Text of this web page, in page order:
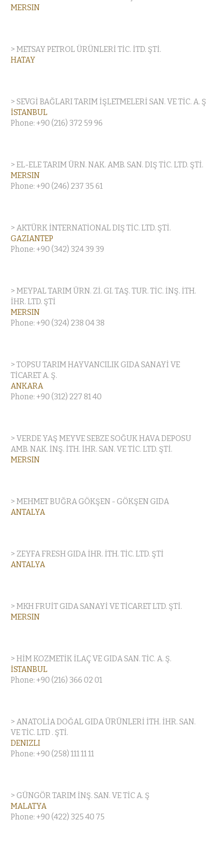
MERSIN
> METSAY PETROL ÜRÜNLERİ TİC. İTD. ŞTİ.
HATAY
> SEVGİ BAĞLARI TARIM İŞLETMELERİ SAN. VE TİC. A. Ş
İSTANBUL
Phone: +90 (216) 372 59 96
> EL-ELE TARIM ÜRN. NAK. AMB. SAN. DIŞ TİC. LTD. ŞTİ.
MERSIN
Phone: +90 (246) 237 35 61
> AKTÜRK İNTERNATİONAL DIŞ TİC. LTD. ŞTİ.
GAZIANTEP
Phone: +90 (342) 324 39 39
> MEYPAL TARIM ÜRN. Zİ. GI. TAŞ. TUR. TİC. İNŞ. İTH.
İHR. LTD. ŞTİ
MERSIN
Phone: +90 (324) 238 04 38
> TOPSU TARIM HAYVANCILIK GIDA SANAYİ VE
TİCARET A. Ş.
ANKARA
Phone: +90 (312) 227 81 40
> VERDE YAŞ MEYVE SEBZE SOĞUK HAVA DEPOSU
AMB. NAK. İNŞ. İTH. İHR. SAN. VE TİC. LTD. ŞTİ.
MERSIN
> MEHMET BUĞRA GÖKŞEN - GÖKŞEN GIDA
ANTALYA
> ZEYFA FRESH GIDA İHR. İTH. TİC. LTD. ŞTİ
ANTALYA
> MKH FRUİT GIDA SANAYİ VE TİCARET LTD. ŞTİ.
MERSIN
> HİM KOZMETİK İLAÇ VE GIDA SAN. TİC. A. Ş.
İSTANBUL
Phone: +90 (216) 366 02 01
> ANATOLİA DOĞAL GIDA ÜRÜNLERİ İTH. İHR. SAN.
VE TİC. LTD . ŞTİ.
DENIZLI
Phone: +90 (258) 111 11 11
> GÜNGÖR TARIM İNŞ. SAN. VE TİC A. Ş
MALATYA
Phone: +90 (422) 325 40 75